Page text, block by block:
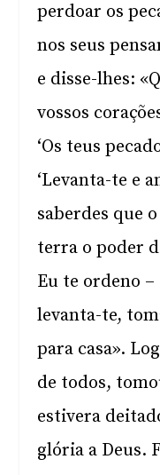
perdoar os
nos seus
e disse-lhes:
vossos
‘Os teus
‘Levanta-te e
saberdes que
terra o poder
Eu te ordeno
levanta-te,
para casa».
de todos,
estivera
glória a Deus.